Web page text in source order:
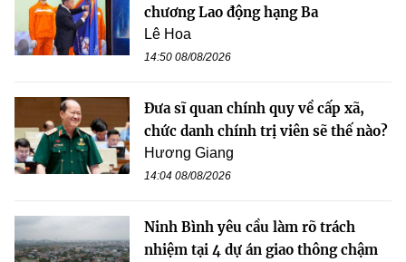
chương Lao động hạng Ba
Lê Hoa
14:50 08/08/2026
Đưa sĩ quan chính quy về cấp xã,
chức danh chính trị viên sẽ thế nào?
Hương Giang
14:04 08/08/2026
Ninh Bình yêu cầu làm rõ trách
nhiệm tại 4 dự án giao thông chậm